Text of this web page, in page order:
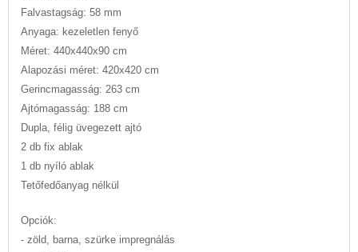
Falvastagság: 58 mm
Anyaga: kezeletlen fenyő
Méret: 440x440x90 cm
Alapozási méret: 420x420 cm
Gerincmagasság: 263 cm
Ajtómagasság: 188 cm
Dupla, félig üvegezett ajtó
2 db fix ablak
1 db nyíló ablak
Tetőfedőanyag nélkül
Opciók:
- zöld, barna, szürke impregnálás